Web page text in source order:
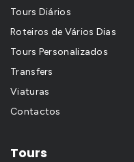
Tours Diários
Roteiros de Vários Dias
Tours Personalizados
Transfers
Viaturas
Contactos
Tours